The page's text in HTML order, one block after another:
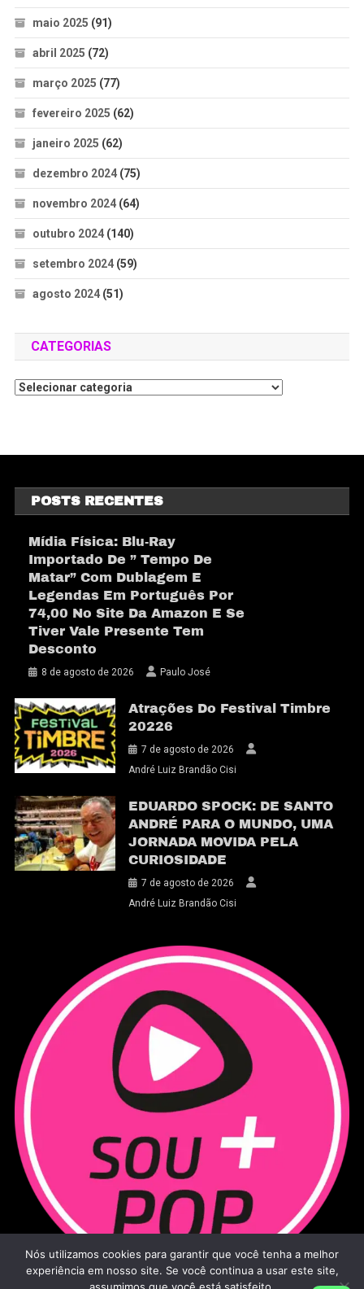
maio 2025 (91)
abril 2025 (72)
março 2025 (77)
fevereiro 2025 (62)
janeiro 2025 (62)
dezembro 2024(75)
novembro 2024(64)
outubro 2024(140)
setembro 2024(59)
agosto 2024(51)
CATEGORIAS
POSTS RECENTES
Mídia Física: Blu-Ray
Importado De ” Tempo De
Matar” Com Dublagem E
Legendas Em Português Por
74,00 No Site Da Amazon E Se
Tiver Vale Presente Tem
Desconto
8 de agosto de 2026 Paulo José
Atrações Do Festival Timbre
20226
7 de agosto de 2026
André Luiz Brandão Cisi
EDUARDO SPOCK: DE SANTO
ANDRÉ PARA O MUNDO, UMA
JORNADA MOVIDA PELA
CURIOSIDADE
7 de agosto de 2026
André Luiz Brandão Cisi
Nós utilizamos cookies para garantir que você tenha a melhor
experiência em nosso site. Se você continua a usar este site,